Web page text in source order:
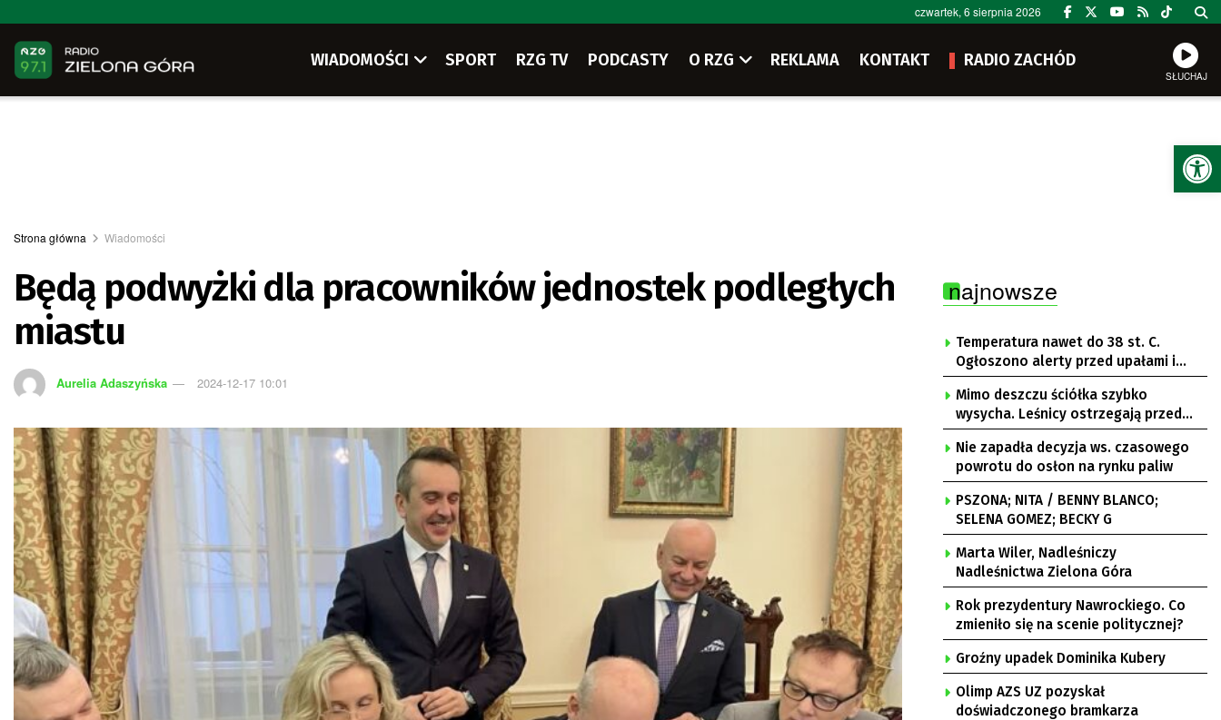
czwartek, 6 sierpnia 2026
WIADOMOŚCI SPORT RZG TV PODCASTY O RZG REKLAMA KONTAKT RADIO ZACHÓD
SŁUCHAJ
Strona główna Wiadomości
Będą podwyżki dla pracowników jednostek podległych
miastu
Aurelia Adaszyńska 2024-12-17 10:01
najnowsze
Temperatura nawet do 38 st. C.
Ogłoszono alerty przed upałami i
burzami
Mimo deszczu ściółka szybko
wysycha. Leśnicy ostrzegają przed
pożarami
Nie zapadła decyzja ws. czasowego
powrotu do osłon na rynku paliw
PSZONA; NITA / BENNY BLANCO;
SELENA GOMEZ; BECKY G
Marta Wiler, Nadleśniczy
Nadleśnictwa Zielona Góra
Rok prezydentury Nawrockiego. Co
zmieniło się na scenie politycznej?
Groźny upadek Dominika Kubery
Olimp AZS UZ pozyskał
doświadczonego bramkarza